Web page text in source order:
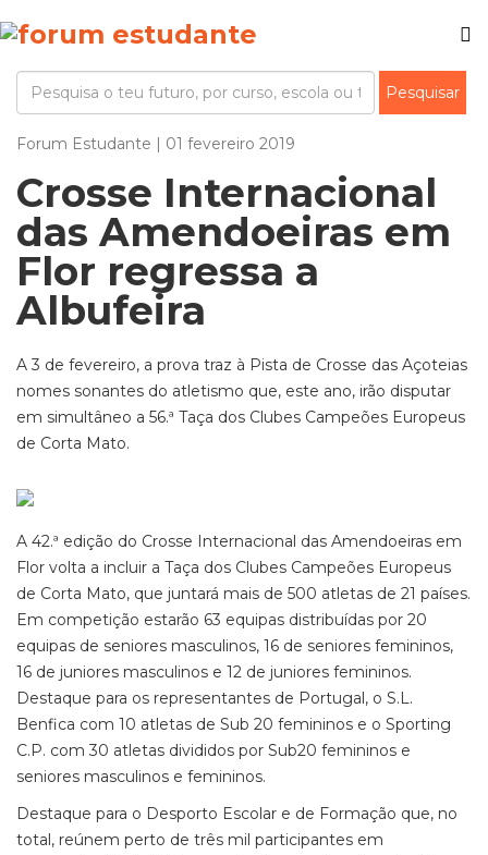
Forum Estudante | 01 fevereiro 2019
Crosse Internacional
das Amendoeiras em
Flor regressa a
Albufeira
A 3 de fevereiro, a prova traz à Pista de Crosse das Açoteias
nomes sonantes do atletismo que, este ano, irão disputar
em simultâneo a 56.ª Taça dos Clubes Campeões Europeus
de Corta Mato.
A 42.ª edição do Crosse Internacional das Amendoeiras em
Flor volta a incluir a Taça dos Clubes Campeões Europeus
de Corta Mato, que juntará mais de 500 atletas de 21 países.
Em competição estarão 63 equipas distribuídas por 20
equipas de seniores masculinos, 16 de seniores femininos,
16 de juniores masculinos e 12 de juniores femininos.
Destaque para os representantes de Portugal, o S.L.
Benfica com 10 atletas de Sub 20 femininos e o Sporting
C.P. com 30 atletas divididos por Sub20 femininos e
seniores masculinos e femininos.
Destaque para o Desporto Escolar e de Formação que, no
total, reúnem perto de três mil participantes em